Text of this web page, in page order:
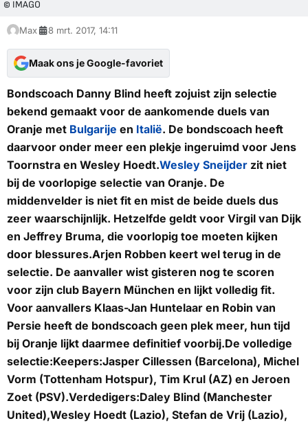
© IMAGO
Max 8 mrt. 2017, 14:11
Maak ons je Google-favoriet
Bondscoach Danny Blind heeft zojuist zijn selectie
bekend gemaakt voor de aankomende duels van
Oranje met Bulgarije en Italië. De bondscoach heeft
daarvoor onder meer een plekje ingeruimd voor Jens
Toornstra en Wesley Hoedt.Wesley Sneijder zit niet
bij de voorlopige selectie van Oranje. De
middenvelder is niet fit en mist de beide duels dus
zeer waarschijnlijk. Hetzelfde geldt voor Virgil van Dijk
en Jeffrey Bruma, die voorlopig toe moeten kijken
door blessures.Arjen Robben keert wel terug in de
selectie. De aanvaller wist gisteren nog te scoren
voor zijn club Bayern München en lijkt volledig fit.
Voor aanvallers Klaas-Jan Huntelaar en Robin van
Persie heeft de bondscoach geen plek meer, hun tijd
bij Oranje lijkt daarmee definitief voorbij.De volledige
selectie:Keepers:Jasper Cillessen (Barcelona), Michel
Vorm (Tottenham Hotspur), Tim Krul (AZ) en Jeroen
Zoet (PSV).Verdedigers:Daley Blind (Manchester
United),Wesley Hoedt (Lazio), Stefan de Vrij (Lazio),